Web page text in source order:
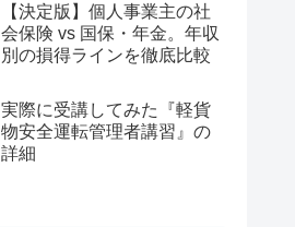
【決定版】個人事業主の社
会保険 vs 国保・年金。年収
別の損得ラインを徹底比較
実際に受講してみた『軽貨
物安全運転管理者講習』の
詳細